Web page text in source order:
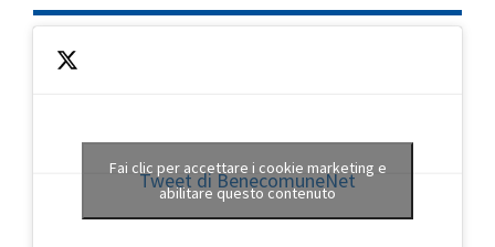
Tweet di BenecomuneNet
Fai clic per accettare i cookie marketing e
abilitare questo contenuto